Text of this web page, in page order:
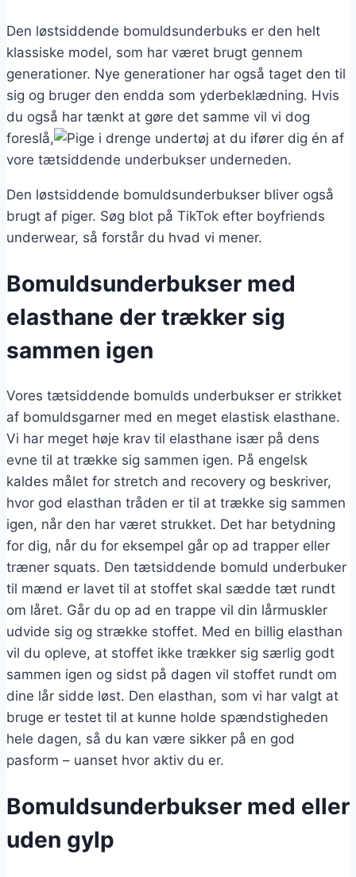
Den løstsiddende bomuldsunderbuks er den helt
klassiske model, som har været brugt gennem
generationer. Nye generationer har også taget den til
sig og bruger den endda som yderbeklædning. Hvis
du også har tænkt at gøre det samme vil vi dog
foreslå,
at du ifører dig én af
vore tætsiddende underbukser underneden.
Den løstsiddende bomuldsunderbukser bliver også
brugt af piger. Søg blot på TikTok efter boyfriends
underwear, så forstår du hvad vi mener.
Bomuldsunderbukser med
elasthane der trækker sig
sammen igen
Vores tætsiddende bomulds underbukser er strikket
af bomuldsgarner med en meget elastisk elasthane.
Vi har meget høje krav til elasthane især på dens
evne til at trække sig sammen igen. På engelsk
kaldes målet for stretch and recovery og beskriver,
hvor god elasthan tråden er til at trække sig sammen
igen, når den har været strukket. Det har betydning
for dig, når du for eksempel går op ad trapper eller
træner squats. Den tætsiddende bomuld underbuker
til mænd er lavet til at stoffet skal sædde tæt rundt
om låret. Går du op ad en trappe vil din lårmuskler
udvide sig og strække stoffet. Med en billig elasthan
vil du opleve, at stoffet ikke trækker sig særlig godt
sammen igen og sidst på dagen vil stoffet rundt om
dine lår sidde løst. Den elasthan, som vi har valgt at
bruge er testet til at kunne holde spændstigheden
hele dagen, så du kan være sikker på en god
pasform – uanset hvor aktiv du er.
Bomuldsunderbukser med eller
uden gylp